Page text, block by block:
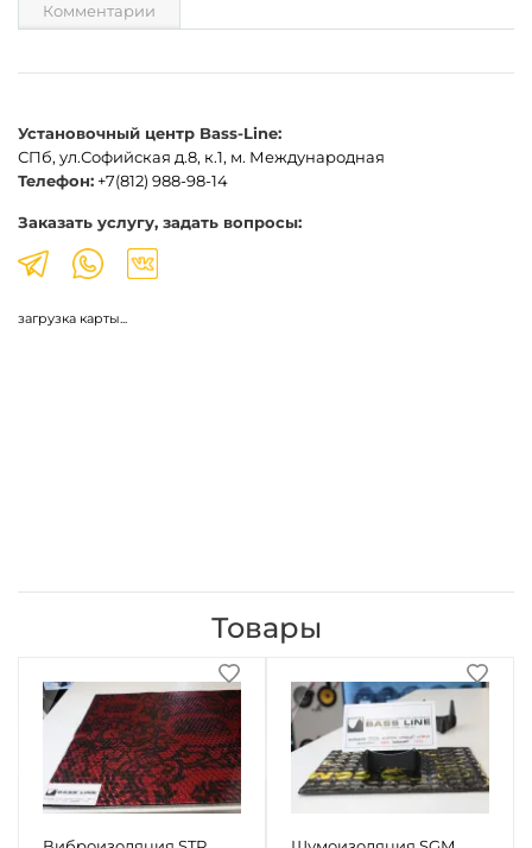
Комментарии
Установочный центр Bass-Line:
СПб, ул.Софийская д.8, к.1, м. Международная
Телефон: +7(812) 988-98-14
Заказать услугу, задать вопросы:
загрузка карты...
Товары